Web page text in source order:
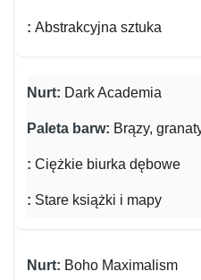
Abstrakcyjna sztuka
Dark Academia
Brązy,
Ciężkie biurka dębowe
Stare książki i mapy
Boho Maximalism